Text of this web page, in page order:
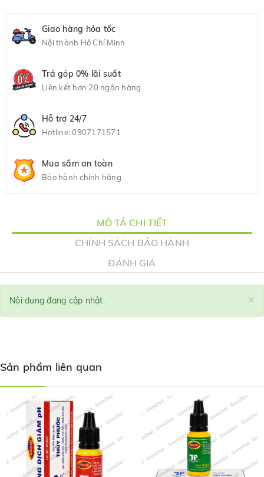
Giao hàng hỏa tốc
Nội thành Hồ Chí Minh
Trả góp 0% lãi suất
Liên kết hơn 20 ngân hàng
Hỗ trợ 24/7
Hotline:0907171571
Mua sắm an toàn
Bảo hành chính hãng
MÔ TẢ CHI TIẾT
CHÍNH SÁCH BẢO HÀNH
ĐÁNH GIÁ
×
Nội dung đang cập nhật.
Sản phẩm liên quan